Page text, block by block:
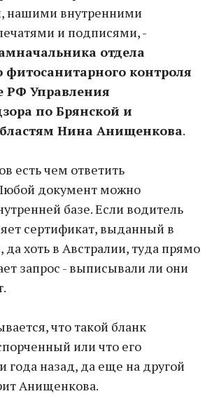
нашими внутренними
и подписями, -
отдела
фитосанитарного контроля
РФ Управления
по Брянской и
Нина Анищенкова.
есть чем ответить
документ можно
базе. Если водитель
сертификат, выданный в
хоть в Австралии, туда прямо
запрос - выписывали ли они
что такой бланк
или что его
года назад, да еще на другой
Анищенкова.